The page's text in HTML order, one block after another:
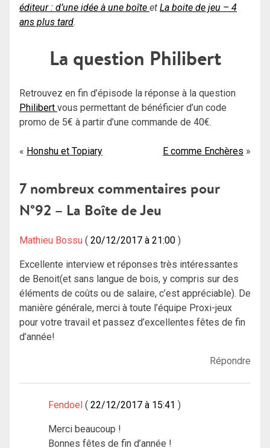
éditeur : d’une idée à une boîte et La boite de jeu – 4
ans plus tard.
La question Philibert
Retrouvez en fin d’épisode la réponse à la question
Philibert vous permettant de bénéficier d’un code
promo de 5€ à partir d’une commande de 40€.
Navigation
l’article
Honshu et Topiary E comme Enchères
7 nombreux commentaires pour
N°92 – La Boîte de Jeu
Mathieu Bossu 20/12/2017 à 21:00
Excellente interview et réponses très intéressantes
de Benoit(et sans langue de bois, y compris sur des
éléments de coûts ou de salaire, c’est appréciable). De
manière générale, merci à toute l’équipe Proxi-jeux
pour votre travail et passez d’excellentes fêtes de fin
d’année!
Répondre
Fendoel 22/12/2017 à 15:41
Merci beaucoup !
Bonnes fêtes de fin d’année !